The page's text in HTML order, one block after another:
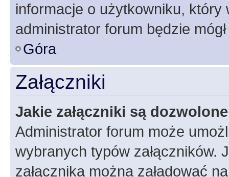
informacje o użytkowniku, który
administrator forum będzie
Góra
Załączniki
Jakie załączniki są
Administrator forum może
wybranych typów załączników.
załącznika można załadować